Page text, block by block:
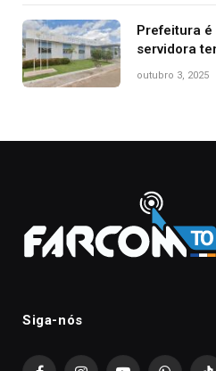
Prefeitura
servidora
nascimento
outubro 3, 2025
Siga-nós